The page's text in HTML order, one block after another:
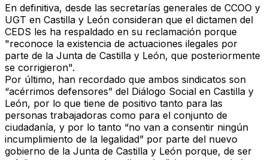
En definitiva, desde las secretarías generales de CCOO y
UGT en Castilla y León consideran que el dictamen del
CEDS les ha respaldado en su reclamación porque
"reconoce la existencia de actuaciones ilegales por
parte de la Junta de Castilla y León, que posteriormente
se corrigieron".
Por último, han recordado que ambos sindicatos son
“acérrimos defensores” del Diálogo Social en Castilla y
León, por lo que tiene de positivo tanto para las
personas trabajadoras como para el conjunto de
ciudadanía, y por lo tanto “no van a consentir ningún
incumplimiento de la legalidad” por parte del nuevo
gobierno de la Junta de Castilla y León porque, de ser